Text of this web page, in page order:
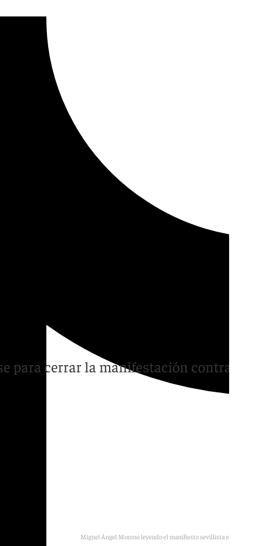
todo el sevillismo:
dimitir y cesar en
para cerrar la manifestación contra la
Miguel Ángel Moreno leyendo el manifiesto sevillista en Puerta Jerez